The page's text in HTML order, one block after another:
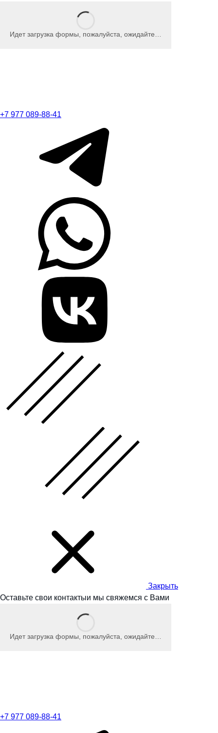
Идет загрузка формы, пожалуйста, ожидайте…
+7 977 089-88-41
Закрыть
Оставьте свои контактыи мы свяжемся с Вами
Идет загрузка формы, пожалуйста, ожидайте…
+7 977 089-88-41